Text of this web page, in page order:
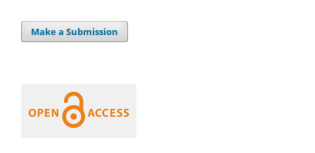
Make a Submission